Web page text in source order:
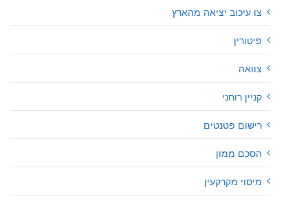
צו עיכוב יציאה מהארץ
פיטורין
צוואה
קניין רוחני
רישום פטנטים
הסכם ממון
מיסוי מקרקעין